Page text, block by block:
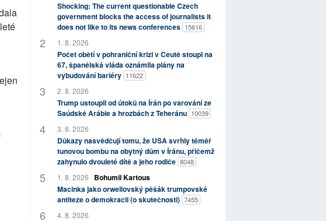
Shocking: The current questionable Czech
government blocks the access of journalists it
does not like to its news conferences 15616
1. 8. 2026
Počet obětí v pohraniční krizi v Ceutě stoupl na
67, španělská vláda oznámila plány na
vybudování bariéry 11622
2. 8. 2026
Trump ustoupil od útoků na Írán po varování ze
Saúdské Arábie a hrozbách z Teheránu 10039
3. 8. 2026
Důkazy nasvědčují tomu, že USA svrhly téměř
tunovou bombu na obytný dům v Íránu, přičemž
zahynulo dvouleté dítě a jeho rodiče 8048
1. 8. 2026
Bohumil Kartous
Macinka jako orwellovský pěšák trumpovské
antiteze o demokracii (o skutečnosti) 7455
4. 8. 2026